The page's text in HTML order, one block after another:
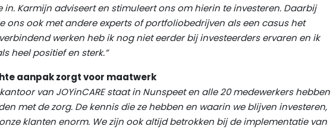
in. Karmijn adviseert en stimuleert ons om hierin te investeren. Daarbij
ons ook met andere experts of portfoliobedrijven als een casus het
werken heb ik nog niet eerder bij investeerders ervaren en ik
heel positief en sterk.”
aanpak zorgt voor maatwerk
kantoor van JOYinCARE staat in Nunspeet en alle 20 medewerkers hebben
met de zorg. De kennis die ze hebben en waarin we blijven investeren,
klanten enorm. We zijn ook altijd betrokken bij de implementatie van